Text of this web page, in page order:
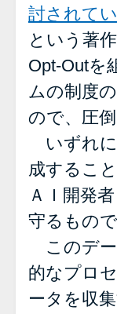
討されて
という著
Opt-Outを
ムの制度
ので、圧
いずれに
成するこ
ＡＩ開発
守るもので
このデー
的なプロ
ータを収